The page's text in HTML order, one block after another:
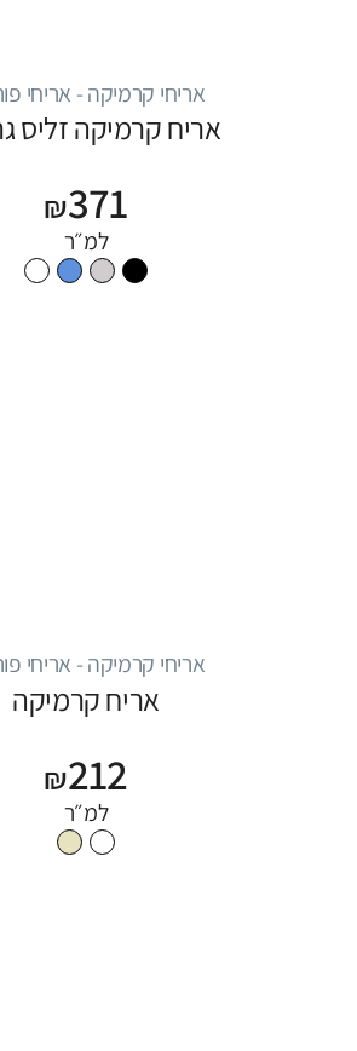
אריחי קרמיקה - אריחי
אריח קרמיקה זליס
₪371
למ״ר
אריחי קרמיקה - אריחי
אריח קרמיקה
₪212
למ״ר